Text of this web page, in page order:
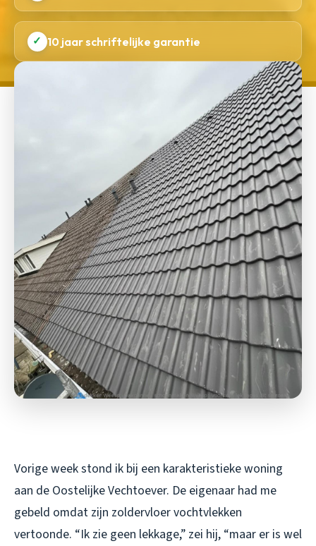
✓ 10 jaar schriftelijke garantie
Vorige week stond ik bij een karakteristieke woning
aan de Oostelijke Vechtoever. De eigenaar had me
gebeld omdat zijn zoldervloer vochtvlekken
vertoonde. “Ik zie geen lekkage,” zei hij, “maar er is wel